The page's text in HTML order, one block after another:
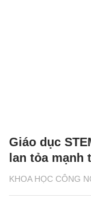
KHOA HỌC CÔNG
Giáo dục
lan tỏa mạnh